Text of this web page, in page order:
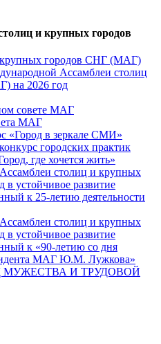
и крупных городов
крупных городов СНГ (МАГ)
Ассамблеи столиц
на 2026 год
совете МАГ
МАГ
«Город в зеркале СМИ»
городских практик
где хочется жить»
столиц и крупных
устойчивое развитие
к 25-летию деятельности
столиц и крупных
устойчивое развитие
к «90-летию со дня
МАГ Ю.М. Лужкова»
И ТРУДОВОЙ